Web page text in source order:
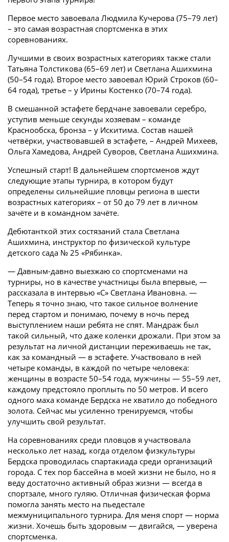
Первое место завоевала Людмила Кучерова (75–79 лет)
– это самая возрастная спортсменка в этих
соревнованиях.
Лучшими в своих возрастных категориях также стали
Татьяна Толстикова (65–69 лет) и Светлана Ашихмина
(50–54 года). Второе место завоевал Юрий Строков (60–
64 года), третье – у Ирины Костенко (70–74 года).
В смешанной эстафете бердчане завоевали серебро,
уступив меньше секунды хозяевам – команде
Краснообска, бронза – у Искитима. Состав нашей
четвёрки, участвовавшей в эстафете, – Андрей Михеев,
Ольга Хамедова, Андрей Суворов, Светлана Ашихмина.
Успешный старт! В дальнейшем спортсменов ждут
следующие этапы турнира, в котором будут
определены сильнейшие пловцы региона в шести
возрастных категориях – от 50 до 79 лет в личном
зачёте и в командном зачёте.
Дебютанткой этих состязаний стала Светлана
Ашихмина, инструктор по физической культуре
детского сада № 25 «Рябинка».
— Давным-давно выезжаю со спортсменами на
турниры, но в качестве участницы была впервые, —
рассказала в интервью «С» Светлана Ивановна. —
Теперь я точно знаю, что такое сильное волнение
перед стартом и понимаю, почему в ночь перед
выступлением наши ребята не спят. Мандраж был
такой сильный, что даже коленки дрожали. При этом за
результат на личной дистанции переживаешь не так,
как за командный — в эстафете. Участвовало в ней
четыре команды, в каждой по четыре человека:
женщины в возрасте 50–54 года, мужчины — 55–59 лет,
каждому предстояло проплыть по 50 метров. И всего
одного маха команде Бердска не хватило до победного
золота. Сейчас мы усиленно тренируемся, чтобы
улучшить свой результат.
На соревнованиях среди пловцов я участвовала
несколько лет назад, когда отделом физкультуры
Бердска проводилась спартакиада среди организаций
города. С тех пор бассейна в моей жизни не было, но я
веду достаточно активный образ жизни — всегда в
спортзале, много гуляю. Отличная физическая форма
помогла занять место на пьедестале
межмуниципального турнира. Для меня спорт — норма
жизни. Хочешь быть здоровым — двигайся, — уверена
спортсменка.